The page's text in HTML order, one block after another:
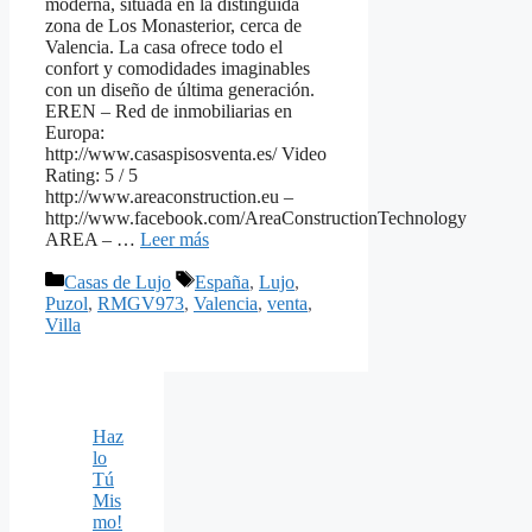
moderna, situada en la distinguida
zona de Los Monasterior, cerca de
Valencia. La casa ofrece todo el
confort y comodidades imaginables
con un diseño de última generación.
EREN – Red de inmobiliarias en
Europa:
http://www.casaspisosventa.es/ Video
Rating: 5 / 5
http://www.areaconstruction.eu –
http://www.facebook.com/AreaConstructionTechnology
AREA – … Leer más
Categorías
Casas de Lujo Etiquetas
España, Lujo,
Puzol, RMGV973, Valencia, venta,
Villa
Haz
lo
Tú
Mis
mo!